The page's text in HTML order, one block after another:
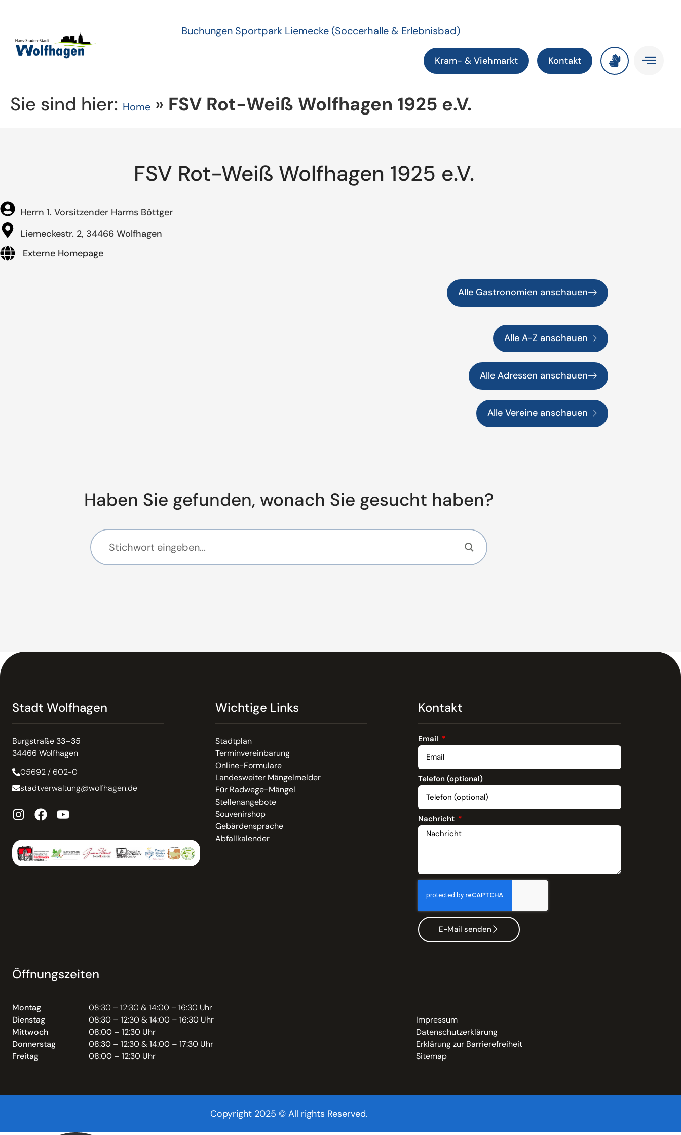
Buchungen Sportpark Liemecke (Soccerhalle & Erlebnisbad)
Kram- & Viehmarkt Kontakt
Sie sind hier: Home » FSV Rot-Weiß Wolfhagen 1925 e.V.
FSV Rot-Weiß Wolfhagen 1925 e.V.
Herrn 1. Vorsitzender Harms Böttger
Liemeckestr. 2, 34466 Wolfhagen
Externe Homepage
Alle Gastronomien anschauen
Alle A-Z anschauen
Alle Adressen anschauen
Alle Vereine anschauen
Haben Sie gefunden, wonach Sie gesucht haben?
Stadt Wolfhagen
Burgstraße 33–35
34466 Wolfhagen
05692 / 602-0
stadtverwaltung@wolfhagen.de
Wichtige Links
Stadtplan
Terminvereinbarung
Online-Formulare
Landesweiter Mängelmelder
Für Radwege-Mängel
Stellenangebote
Souvenirshop
Gebärdensprache
Abfallkalender
Kontakt
Email
Telefon (optional)
Nachricht
E-Mail senden
Öffnungszeiten
Montag
08:30 – 12:30 & 14:00 – 16:30 Uhr
Dienstag
08:30 – 12:30 & 14:00 – 16:30 Uhr
Mittwoch
08:00 – 12:30 Uhr
Donnerstag
08:30 – 12:30 & 14:00 – 17:30 Uhr
Freitag
08:00 – 12:30 Uhr
Impressum
Datenschutzerklärung
Erklärung zur Barrierefreiheit
Sitemap
Copyright 2025 © All rights Reserved.